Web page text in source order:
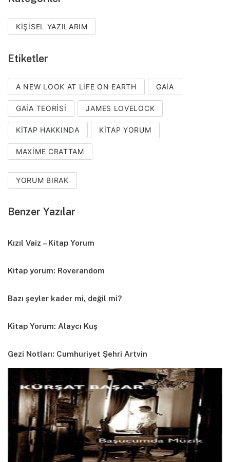
KIŞISEL YAZILARIM
Etiketler
A NEW LOOK AT LIFE ON EARTH GAIA
GAIA TEORISI JAMES LOVELOCK
KITAP HAKKINDA KITAP YORUM
MAXIME CRATTAM
YORUM BIRAK
Benzer Yazılar
Kızıl Vaiz – Kitap Yorum
Kitap yorum: Roverandom
Bazı şeyler kader mi, değil mi?
Kitap Yorum: Alaycı Kuş
Gezi Notları: Cumhuriyet Şehri Artvin